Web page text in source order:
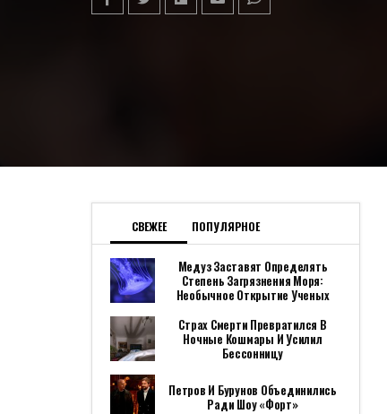
СВЕЖЕЕ ПОПУЛЯРНОЕ
Медуз Заставят Определять
Степень Загрязнения Моря:
Необычное Открытие Ученых
Страх Смерти Превратился В
Ночные Кошмары И Усилил
Бессонницу
Петров И Бурунов Объединились
Ради Шоу «Форт»